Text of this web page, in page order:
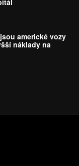
americké vozy
náklady na